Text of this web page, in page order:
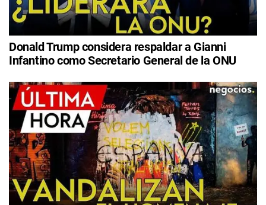
Donald Trump considera respaldar a Gianni
Infantino como Secretario General de la ONU